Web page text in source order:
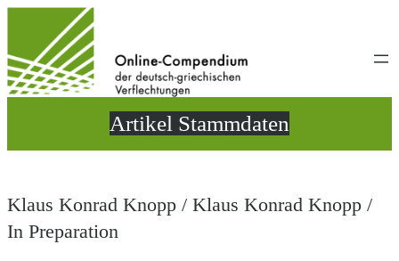
wechseln
Artikel Stammdaten
Klaus Konrad Knopp / Klaus Konrad Knopp /
In Preparation